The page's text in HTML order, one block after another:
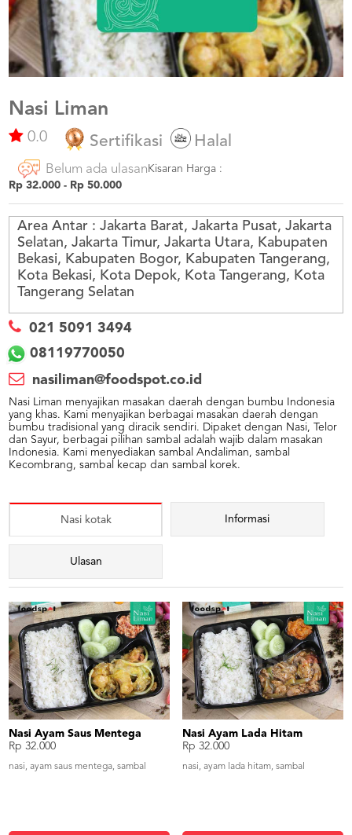
US
CATERERS
BLOG
TERMS
CONDITIONS
CALL
021
5091
3494
Nasi Liman
0.0 Sertifikasi Halal
Belum ada ulasan Kisaran Harga :
Rp 32.000 - Rp 50.000
Area Antar : Jakarta Barat, Jakarta Pusat, Jakarta
Selatan, Jakarta Timur, Jakarta Utara, Kabupaten
Bekasi, Kabupaten Bogor, Kabupaten Tangerang,
Kota Bekasi, Kota Depok, Kota Tangerang, Kota
Tangerang Selatan
021 5091 3494
08119770050
nasiliman@foodspot.co.id
Nasi Liman menyajikan masakan daerah dengan bumbu Indonesia
yang khas. Kami menyajikan berbagai masakan daerah dengan
bumbu tradisional yang diracik sendiri. Dipaket dengan Nasi, Telor
dan Sayur, berbagai pilihan sambal adalah wajib dalam masakan
Indonesia. Kami menyediakan sambal Andaliman, sambal
Kecombrang, sambal kecap dan sambal korek.
Nasi kotak Informasi
Ulasan
Nasi Ayam Saus Mentega
Rp 32.000
nasi, ayam saus mentega, sambal
Nasi Ayam Lada Hitam
Rp 32.000
nasi, ayam lada hitam, sambal